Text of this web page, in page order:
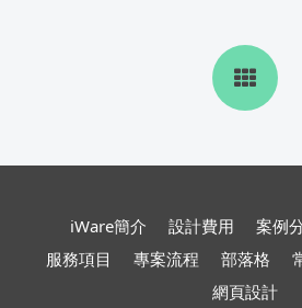
iWare簡介 設計費用 案例
服務項目
專案流程 部落格
網頁設計